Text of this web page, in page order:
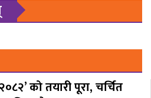
को तयारी पूरा, चर्चित